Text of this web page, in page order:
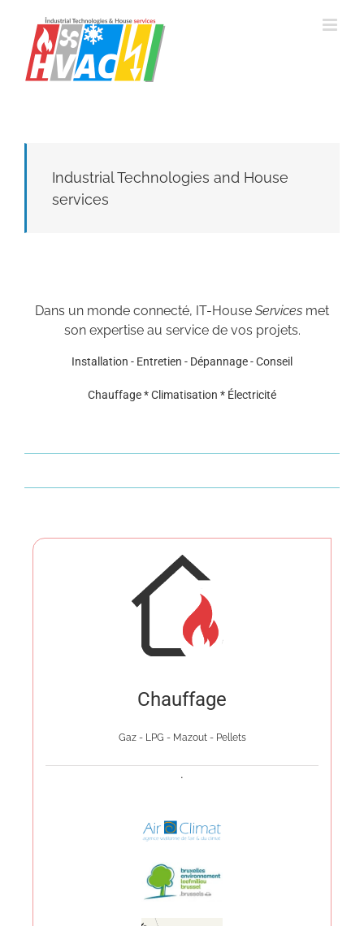
contenu
Industrial Technologies and House
services
Dans un monde connecté, IT-House Services met
son expertise au service de vos projets.
Installation - Entretien - Dépannage - Conseil
Chauffage * Climatisation * Électricité
Chauffage
Gaz - LPG - Mazout - Pellets
.